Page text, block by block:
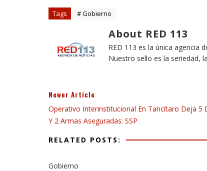
Tags # Gobierno
About RED 113
RED 113 es la única agencia
Nuestro sello es la seriedad,
Newer Article
Operativo Interinstitucional En Tancítaro Deja 5
Y 2 Armas Aseguradas: SSP
RELATED POSTS:
Gobierno